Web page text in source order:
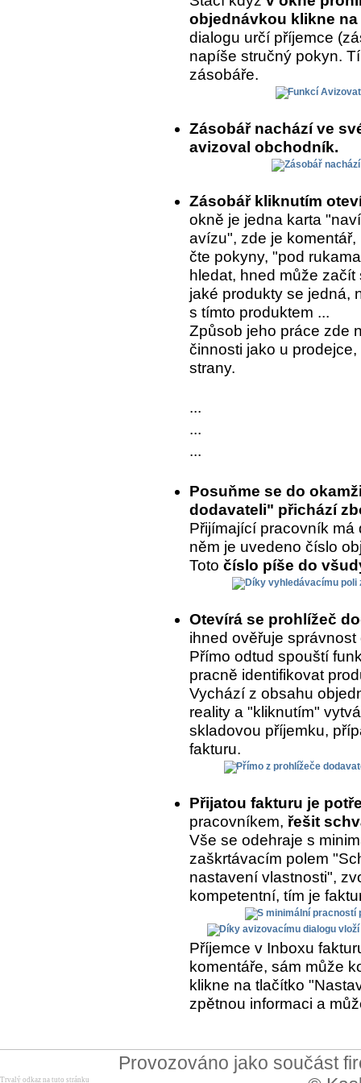
objednávkou klikne
dialogu určí příjemce
napíše stručný pokyn.
zásobáře.
Zásobář nachází ve
avizoval obchodník.
Zásobář kliknutím
okně je jedna karta
avízu", zde je
čte pokyny, "pod
hledat, hned může
jaké produkty se jedná,
s tímto produktem ...
Způsob jeho práce zde
činnosti jako u
strany.
...
...
...
Posuňme se do
dodavateli" přichází
Přijímající pracovník
něm je uvedeno číslo
Toto číslo píše do
Otevírá se prohlížeč
ihned ověřuje správnost
Přímo odtud spouští
pracně identifikovat
Vychází z obsahu
reality a "kliknutím"
skladovou příjemku,
fakturu.
Přijatou fakturu je
pracovníkem, řešit
Vše se odehraje s
zaškrtávacím polem
nastavení vlastnosti",
kompetentní, tím je
Příjemce v Inboxu
komentáře, sám může
klikne na tlačítko
zpětnou informaci a
Provozováno jako součást
Trvalý odkaz na tuto stránku